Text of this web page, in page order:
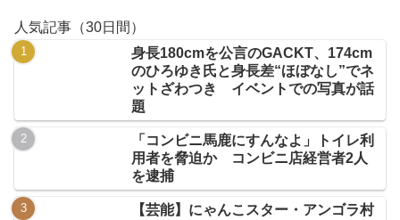
人気記事（30日間）
身長180cmを公言のGACKT、174cm
のひろゆき氏と身長差“ほぼなし”でネ
ットざわつき イベントでの写真が話
題
「コンビニ馬鹿にすんなよ」トイレ利
用者を脅迫か コンビニ店経営者2人
を逮捕
【芸能】にゃんこスター・アンゴラ村